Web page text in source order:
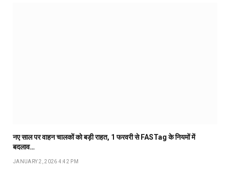
नए साल पर वाहन चालकों को बड़ी राहत, 1 फरवरी से FASTag के नियमों में
बदलाव…
JANUARY 2, 2026 4:42 PM